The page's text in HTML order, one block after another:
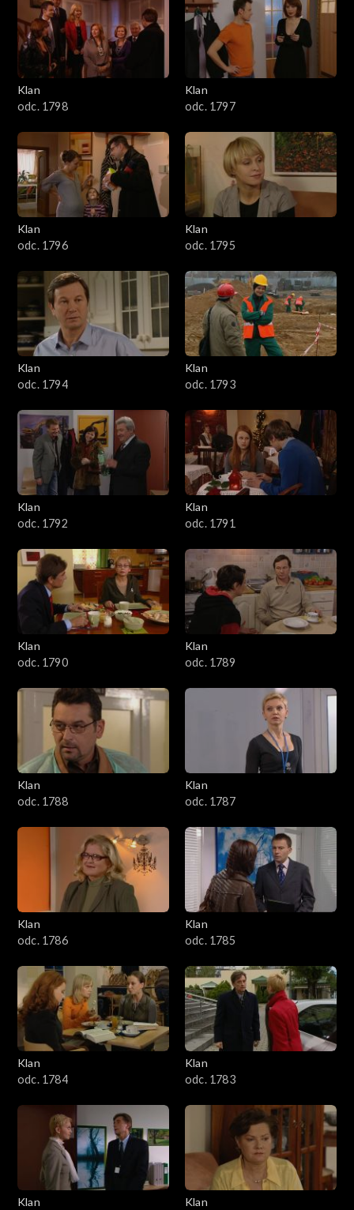
4201–4300
4101–4200
3901–4000
3801–3900
3701–3800
3601–3700
3501–3600
3401–3500
3201–3300
3101–3200
3001–3100
2901–3000
2801–2900
2701–2800
2501–2600
2401–2500
2301–2400
2201–2300
2101–2200
2001–2100
1901–2000
1801–1900
1701–1800
1601–1700
1501–1600
1401–1500
1301–1400
Klan
odc. 1798
Klan
odc. 1797
Klan
odc. 1796
Klan
odc. 1795
Klan
odc. 1794
Klan
odc. 1793
Klan
odc. 1792
Klan
odc. 1791
Klan
odc. 1790
Klan
odc. 1789
Klan
odc. 1788
Klan
odc. 1787
Klan
odc. 1786
Klan
odc. 1785
Klan
odc. 1784
Klan
odc. 1783
Klan
Klan